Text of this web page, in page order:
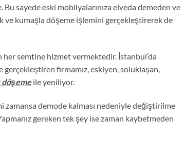
sayede eski mobilyalarınıza elveda demeden ve
ve kumaşla döşeme işlemini gerçekleştirerek de
semtine hizmet vermektedir. İstanbul’da
gerçekleştiren firmamız, eskiyen, soluklaşan,
ile yeniliyor.
zamansa demode kalması nedeniyle değiştirilme
gereken tek şey ise zaman kaybetmeden